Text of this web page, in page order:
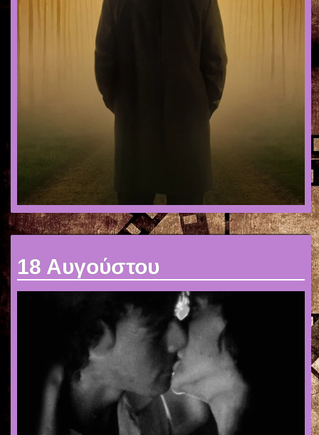
18 Αυγούστου